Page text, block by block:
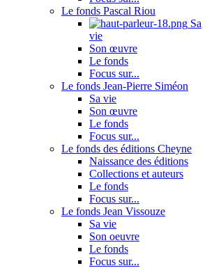
Le fonds Pascal Riou
Sa
vie
Son œuvre
Le fonds
Focus sur...
Le fonds Jean-Pierre Siméon
Sa vie
Son œuvre
Le fonds
Focus sur...
Le fonds des éditions Cheyne
Naissance des éditions
Collections et auteurs
Le fonds
Focus sur...
Le fonds Jean Vissouze
Sa vie
Son oeuvre
Le fonds
Focus sur...